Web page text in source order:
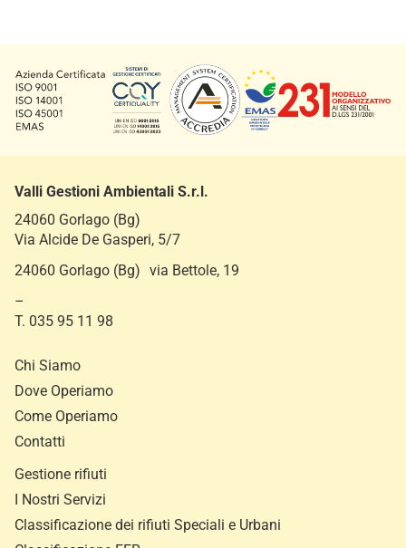
Valli Gestioni Ambientali S.r.l.
24060 Gorlago (Bg)
Via Alcide De Gasperi, 5/7
24060 Gorlago (Bg) via Bettole, 19
–
T. 035 95 11 98
Chi Siamo
Dove Operiamo
Come Operiamo
Contatti
Gestione rifiuti
I Nostri Servizi
Classificazione dei rifiuti Speciali e Urbani